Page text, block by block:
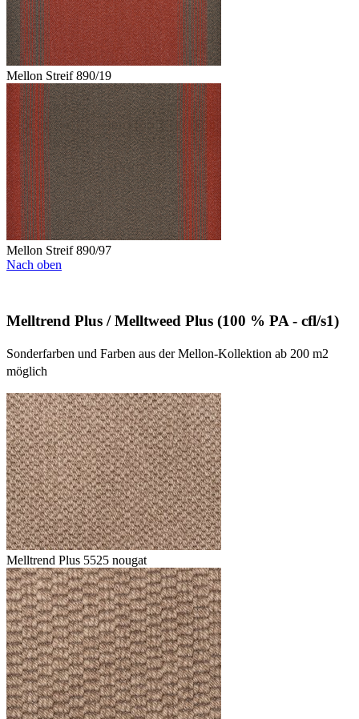
Mellon Streif 890/19
Mellon Streif 890/97
Nach oben
Melltrend Plus / Melltweed Plus (100 % PA - cfl/s1)
Sonderfarben und Farben aus der Mellon-Kollektion ab 200 m2
möglich
Melltrend Plus 5525 nougat